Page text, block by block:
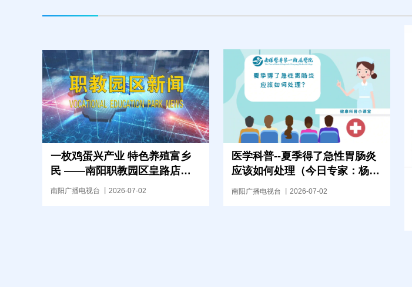
一枚鸡蛋兴产业 特色养殖富乡
民 ——南阳职教园区皇路店镇
王庄村蛋鸡养殖产业激活乡村发
南阳广播电视台 丨2026-07-02
医学科普--夏季得了急性胃肠炎
应该如何处理（今日专家：杨敬
端 南阳医专一附院消化内科一
南阳广播电视台 丨2026-07-02